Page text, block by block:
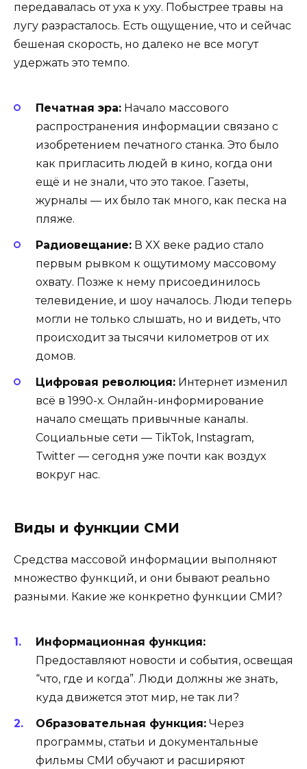
передавалась от уха к уху. Побыстрее травы на
лугу разрасталось. Есть ощущение, что и сейчас
бешеная скорость, но далеко не все могут
удержать это темпо.
Печатная эра: Начало массового
распространения информации связано с
изобретением печатного станка. Это было
как пригласить людей в кино, когда они
ещё и не знали, что это такое. Газеты,
журналы — их было так много, как песка на
пляже.
Радиовещание: В XX веке радио стало
первым рывком к ощутимому массовому
охвату. Позже к нему присоединилось
телевидение, и шоу началось. Люди теперь
могли не только слышать, но и видеть, что
происходит за тысячи километров от их
домов.
Цифровая революция: Интернет изменил
всё в 1990-х. Онлайн-информирование
начало смещать привычные каналы.
Социальные сети — TikTok, Instagram,
Twitter — сегодня уже почти как воздух
вокруг нас.
Виды и функции СМИ
Средства массовой информации выполняют
множество функций, и они бывают реально
разными. Какие же конкретно функции СМИ?
Информационная функция:
Предоставляют новости и события, освещая
“что, где и когда”. Люди должны же знать,
куда движется этот мир, не так ли?
Образовательная функция: Через
программы, статьи и документальные
фильмы СМИ обучают и расширяют